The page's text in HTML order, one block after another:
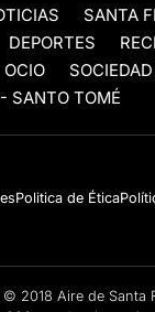
SANTA
DEPORTES
OCIO SOCIEDAD
SANTO TOMÉ
Politica de Ética
2018 Aire de Santa